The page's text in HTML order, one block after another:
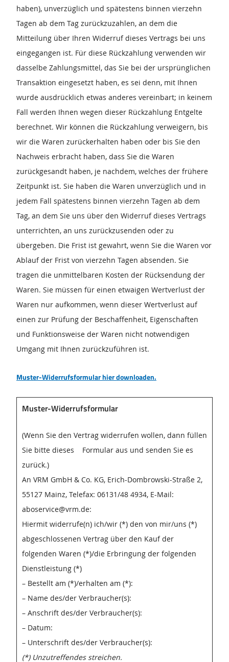
haben), unverzüglich und spätestens binnen vierzehn
Tagen ab dem Tag zurückzuzahlen, an dem die
Mitteilung über Ihren Widerruf dieses Vertrags bei uns
eingegangen ist. Für diese Rückzahlung verwenden wir
dasselbe Zahlungsmittel, das Sie bei der ursprünglichen
Transaktion eingesetzt haben, es sei denn, mit Ihnen
wurde ausdrücklich etwas anderes vereinbart; in keinem
Fall werden Ihnen wegen dieser Rückzahlung Entgelte
berechnet. Wir können die Rückzahlung verweigern, bis
wir die Waren zurückerhalten haben oder bis Sie den
Nachweis erbracht haben, dass Sie die Waren
zurückgesandt haben, je nachdem, welches der frühere
Zeitpunkt ist. Sie haben die Waren unverzüglich und in
jedem Fall spätestens binnen vierzehn Tagen ab dem
Tag, an dem Sie uns über den Widerruf dieses Vertrags
unterrichten, an uns zurückzusenden oder zu
übergeben. Die Frist ist gewahrt, wenn Sie die Waren vor
Ablauf der Frist von vierzehn Tagen absenden. Sie
tragen die unmittelbaren Kosten der Rücksendung der
Waren. Sie müssen für einen etwaigen Wertverlust der
Waren nur aufkommen, wenn dieser Wertverlust auf
einen zur Prüfung der Beschaffenheit, Eigenschaften
und Funktionsweise der Waren nicht notwendigen
Umgang mit Ihnen zurückzuführen ist.
Muster-Widerrufsformular hier downloaden.
Muster-Widerrufsformular
(Wenn Sie den Vertrag widerrufen wollen, dann füllen
Sie bitte dieses Formular aus und senden Sie es
zurück.)
An VRM GmbH & Co. KG, Erich-Dombrowski-Straße 2,
55127 Mainz, Telefax: 06131/48 4934, E-Mail:
aboservice@vrm.de:
Hiermit widerrufe(n) ich/wir (*) den von mir/uns (*)
abgeschlossenen Vertrag über den Kauf der
folgenden Waren (*)/die Erbringung der folgenden
Dienstleistung (*)
– Bestellt am (*)/erhalten am (*):
– Name des/der Verbraucher(s):
– Anschrift des/der Verbraucher(s):
– Datum:
– Unterschrift des/der Verbraucher(s):
(*) Unzutreffendes streichen.